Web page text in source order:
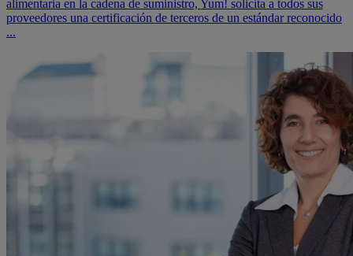
alimentaria en la cadena de suministro, Yum! solicita a todos sus
proveedores una certificación de terceros de un estándar reconocido
...